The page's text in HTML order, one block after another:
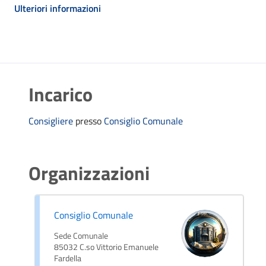
Ulteriori informazioni
Incarico
Consigliere presso Consiglio Comunale
Organizzazioni
Consiglio Comunale
Sede Comunale
85032 C.so Vittorio Emanuele
Fardella